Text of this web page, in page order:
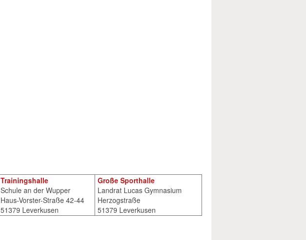
Trainingshalle
Schule an der Wupper
Haus-Vorster-Straße 42-44
51379 Leverkusen
Große Sporthalle
Landrat Lucas Gymnasium
Herzogstraße
51379 Leverkusen